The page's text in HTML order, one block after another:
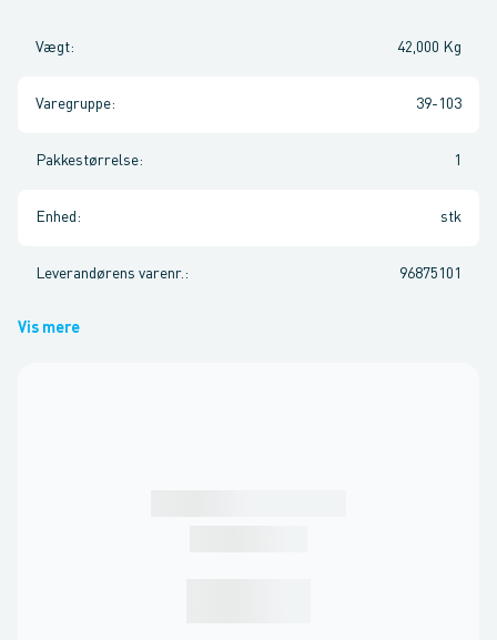
Vægt: 42,000 Kg
Varegruppe: 39-103
Pakkestørrelse: 1
Enhed : stk
Leverandørens varenr. : 96875101
Vis mere